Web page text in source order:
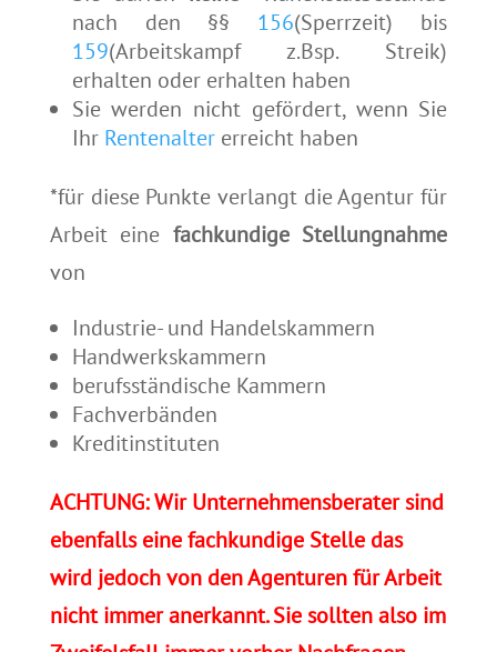
nach den §§ 156(Sperrzeit) bis
159(Arbeitskampf z.Bsp. Streik)
erhalten oder erhalten haben
Sie werden nicht gefördert, wenn Sie
Ihr Rentenaltererreicht haben
*für diese Punkte verlangt die Agentur für
Arbeit eine fachkundige Stellungnahme
von
Industrie- und Handelskammern
Handwerkskammern
berufsständische Kammern
Fachverbänden
Kreditinstituten
ACHTUNG: Wir Unternehmensberater sind
ebenfalls eine fachkundige Stelle das
wird jedoch von den Agenturen für Arbeit
nicht immer anerkannt. Sie sollten also im